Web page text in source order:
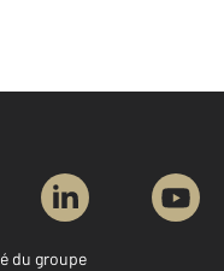
du groupe